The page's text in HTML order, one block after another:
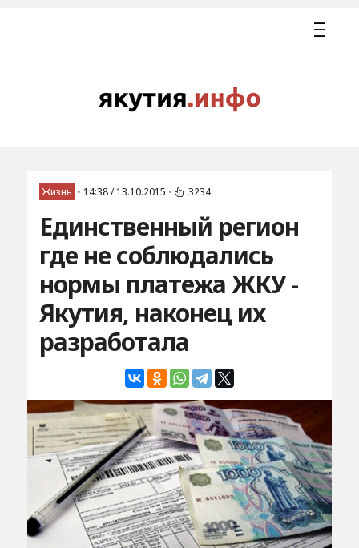
Жизнь • 14:38 / 13.10.2015 • 3234
Единственный регион
где не соблюдались
нормы платежа ЖКУ -
Якутия, наконец их
разработала